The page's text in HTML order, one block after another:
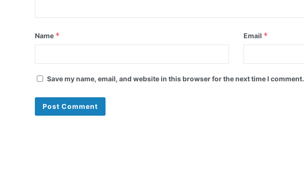
Name * Email *
Save my name, email, and website in this browser for the next time I comment.